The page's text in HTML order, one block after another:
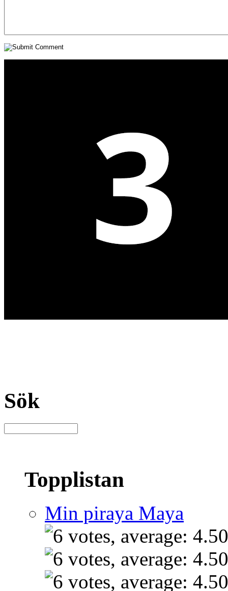
Sök
Topplistan
Min piraya Maya